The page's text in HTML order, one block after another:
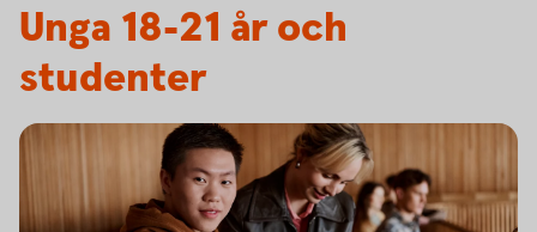
Unga 18-21 år och
studenter